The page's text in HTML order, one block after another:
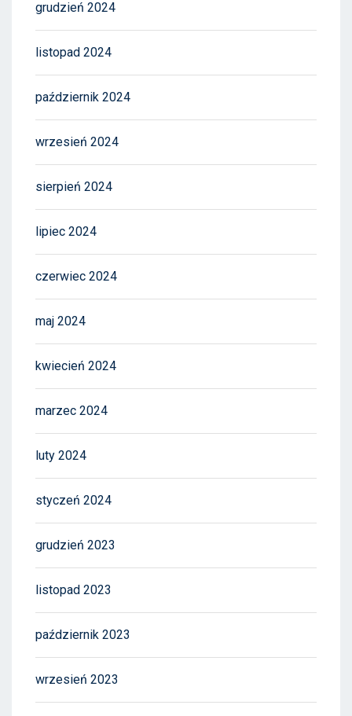
grudzień 2024
listopad 2024
październik 2024
wrzesień 2024
sierpień 2024
lipiec 2024
czerwiec 2024
maj 2024
kwiecień 2024
marzec 2024
luty 2024
styczeń 2024
grudzień 2023
listopad 2023
październik 2023
wrzesień 2023